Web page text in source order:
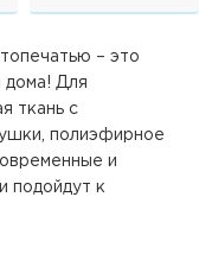
– это
дома! Для
ткань с
полиэфирное
и
подойдут к